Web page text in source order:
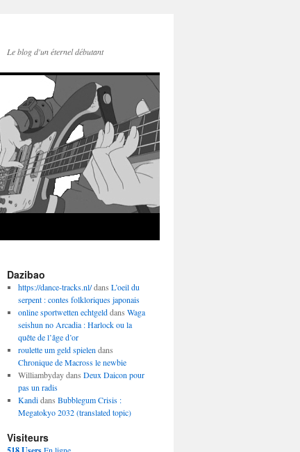
Le blog d'un éternel débutant
Dazibao
https://dance-tracks.nl/dans L’oeil du
serpent : contes folkloriques japonais
online sportwetten echtgelddans Waga
seishun no Arcadia : Harlock ou la
quête de l’âge d’or
roulette um geld spielen dans
Chronique de Macross le newbie
Williambyday dans Deux Daicon pour
pas un radis
Kandidans Bubblegum Crisis :
Megatokyo 2032 (translated topic)
Visiteurs